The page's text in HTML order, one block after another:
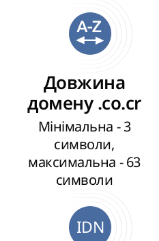
Довжина
домену .co.cr
Мінімальна - 3
символи,
максимальна - 63
символи
IDN